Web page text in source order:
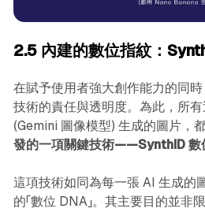
2.5 內建的數位指紋：
在賦予使用者強大創作能力的同
技術的責任與透明度。為此，所
(Gemini 圖像模型) 生成的圖片，
發的一項關鍵技術——SynthID 數
這項技術如同為每一張 AI 生成的
的「數位 DNA」。其主要目的並非